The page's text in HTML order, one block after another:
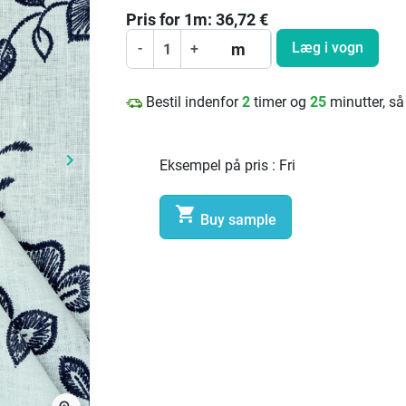
Næste
keyboard_arrow_right
Pris for 1m: 36,72€
- + m Læg i vogn
Bestil indenfor2 timer og 25 minutter,
Eksempel på pris : Fri
 Buy sample